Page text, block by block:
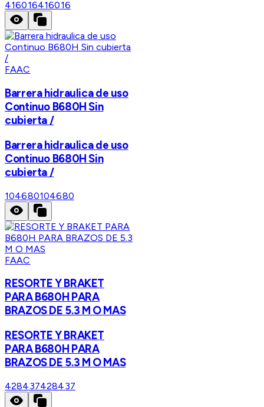
416016416016
FAAC
Barrera hidraulica de uso
Continuo B680H Sin
cubierta /
Barrera hidraulica de uso
Continuo B680H Sin
cubierta /
104680104680
FAAC
RESORTE Y BRAKET
PARA B680H PARA
BRAZOS DE 5.3 M O MAS
RESORTE Y BRAKET
PARA B680H PARA
BRAZOS DE 5.3 M O MAS
428437428437